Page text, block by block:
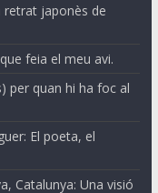
retrat japonès de
feia el meu avi.
per quan hi ha foc al
El poeta, el
Catalunya: Una visió